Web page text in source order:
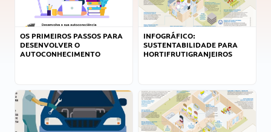
OS PRIMEIROS PASSOS PARA
DESENVOLVER O
AUTOCONHECIMENTO
INFOGRÁFICO:
SUSTENTABILIDADE PARA
HORTIFRUTIGRANJEIROS